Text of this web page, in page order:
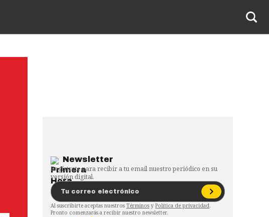
Newsletter
Regístrate para recibir a tu email nuestro periódico en su
versión digital.
Al suscribirte aceptas nuestros Términos y Política de privacidad.
Pronto comenzarás a recibir nuestro newsletter.